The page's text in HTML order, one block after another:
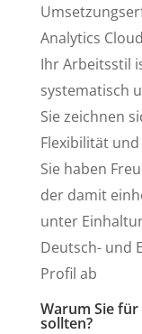
Analytics Cloud
Ihr Arbeitsstil
systematisch
Sie zeichnen
Flexibilität
Sie haben
der damit
unter
Deutsch- und
Profil ab
Warum Sie
sollten?